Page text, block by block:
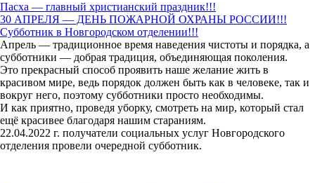
Пасха — главный христианский праздник!!!
30 АПРЕЛЯ — ДЕНЬ ПОЖАРНОЙ ОХРАНЫ РОССИИ!!!
Субботник в Новгородском отделении!!!
Апрель — традиционное время наведения чистоты и порядка, а
субботники — добрая традиция, объединяющая поколения.
Это прекрасный способ проявить наше желание жить в
красивом мире, ведь порядок должен быть как в человеке, так и
вокруг него, поэтому субботники просто необходимы.
И как приятно, проведя уборку, смотреть на мир, который стал
ещё красивее благодаря нашим стараниям.
22.04.2022 г. получатели социальных услуг Новгородского
отделения провели очередной субботник.